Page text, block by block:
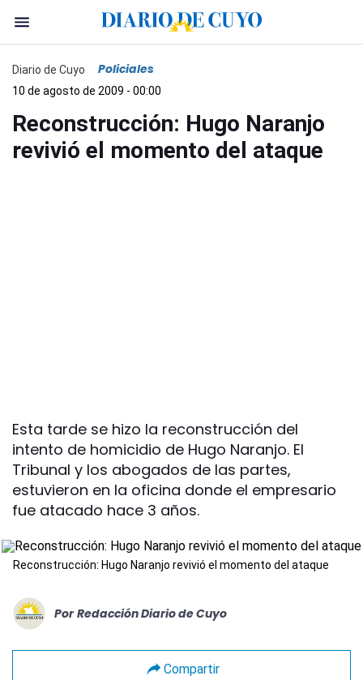
Diario de Cuyo Policiales
10 de agosto de 2009 - 00:00
Reconstrucción: Hugo Naranjo
revivió el momento del ataque
Esta tarde se hizo la reconstrucción del
intento de homicidio de Hugo Naranjo. El
Tribunal y los abogados de las partes,
estuvieron en la oficina donde el empresario
fue atacado hace 3 años.
Reconstrucción: Hugo Naranjo revivió el momento del ataque
Por Redacción Diario de Cuyo
Compartir